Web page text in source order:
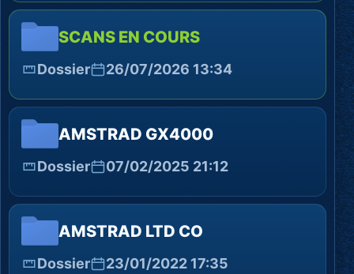
SCANS EN COURS
Dossier 26/07/2026 13:34
AMSTRAD GX4000
Dossier 07/02/2025 21:12
AMSTRAD LTD CO
Dossier 23/01/2022 17:35